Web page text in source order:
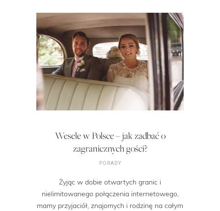
Wesele w Polsce – jak zadbać o
zagranicznych gości?
PORADY
Żyjąc w dobie otwartych granic i
nielimitowanego połączenia internetowego,
mamy przyjaciół, znajomych i rodzinę na całym